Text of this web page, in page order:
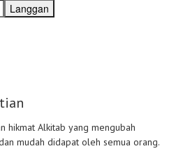
Langgan
hikmat Alkitab yang mengubah
mudah didapat oleh semua orang.